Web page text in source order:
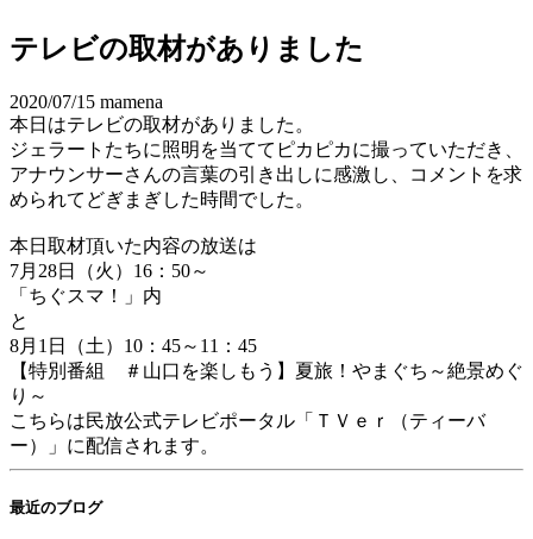
テレビの取材がありました
2020/07/15 mamena
本日はテレビの取材がありました。
ジェラートたちに照明を当ててピカピカに撮っていただき、
アナウンサーさんの言葉の引き出しに感激し、コメントを求
められてどぎまぎした時間でした。
本日取材頂いた内容の放送は
7月28日（火）16：50～
「ちぐスマ！」内
と
8月1日（土）10：45～11：45
【特別番組 ＃山口を楽しもう】夏旅！やまぐち～絶景めぐ
り～
こちらは民放公式テレビポータル「ＴＶｅｒ（ティーバ
ー）」に配信されます。
最近のブログ